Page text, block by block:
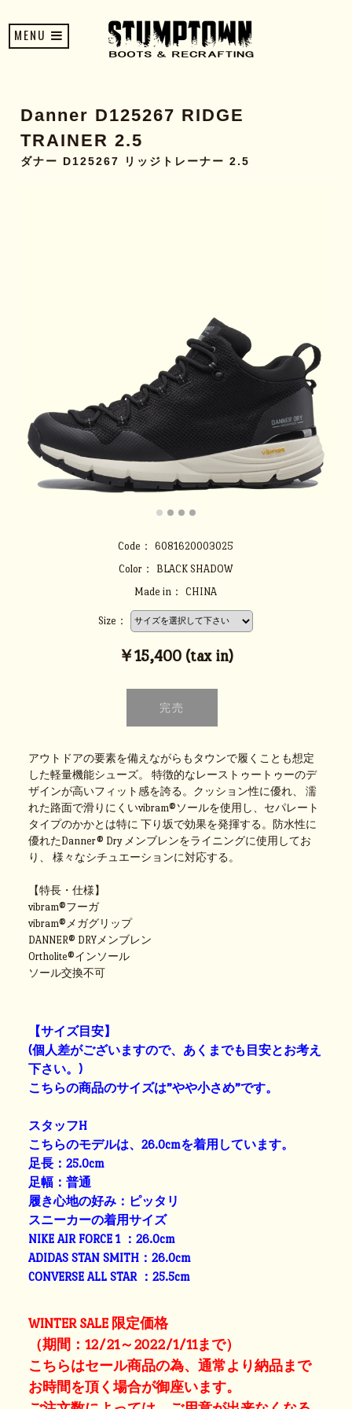
MENU
Danner D125267 RIDGE
TRAINER 2.5
ダナー D125267 リッジトレーナー 2.5
Code：
6081620003025
Color：
BLACK SHADOW
Made in：
CHINA
Size：
￥15,400 (tax in)
アウトドアの要素を備えながらもタウンで履くことも想定
した軽量機能シューズ。 特徴的なレーストゥートゥーのデ
ザインが高いフィット感を誇る。クッション性に優れ、 濡
れた路面で滑りにくいvibram®ソールを使用し、セパレート
タイプのかかとは特に 下り坂で効果を発揮する。防水性に
優れたDanner® Dry メンブレンをライニングに使用してお
り、 様々なシチュエーションに対応する。
【特長・仕様】
vibram®フーガ
vibram®メガグリップ
DANNER® DRYメンブレン
Ortholite®インソール
ソール交換不可
【サイズ目安】
(個人差がございますので、あくまでも目安とお考え
下さい。)
こちらの商品のサイズは”やや小さめ”です。
スタッフH
こちらのモデルは、26.0cmを着用しています。
足長：25.0cm
足幅：普通
履き心地の好み：ピッタリ
スニーカーの着用サイズ
NIKE AIR FORCE 1 ：26.0cm
ADIDAS STAN SMITH：26.0cm
CONVERSE ALL STAR ：25.5cm
WINTER SALE 限定価格
（期間：12/21～2022/1/11まで）
こちらはセール商品の為、通常より納品まで
お時間を頂く場合が御座います。